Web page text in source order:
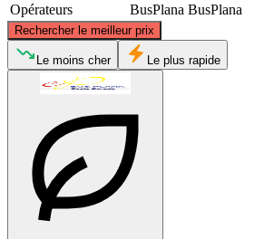
Opérateurs
BusPlana BusPlana
Rechercher le meilleur prix
Salou
© CARTO
Le moins cher Le plus rapide